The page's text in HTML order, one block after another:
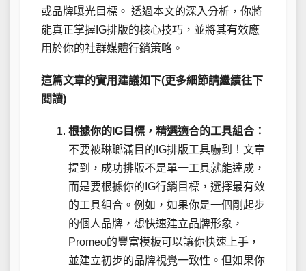
或品牌曝光目標。 透過本文的深入分析，你將
能真正掌握IG排版的核心技巧，並將其有效應
用於你的社群媒體行銷策略。
這篇文章的實用建議如下(更多細節請繼續往下
閱讀)
根據你的IG目標，精選適合的工具組合：
不要被琳瑯滿目的IG排版工具嚇到！文章
提到，成功排版不是單一工具就能達成，
而是要根據你的IG行銷目標，選擇最有效
的工具組合。例如，如果你是一個剛起步
的個人品牌，想快速建立品牌形象，
Promeo的豐富模板可以讓你快速上手，
並建立初步的品牌視覺一致性。但如果你